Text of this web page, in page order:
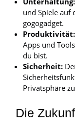
und Spiele auf
gogogadget.
Produktivität:
Apps und
du bist.
Sicherheit:
Privatsphäre
Die